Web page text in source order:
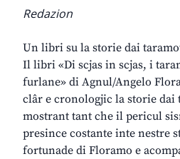
Redazion
Un libri su la storie dai
Il libri «Di scjas in scjas, i
furlane» di Agnul/Angelo
clâr e cronologjic la storie dai
mostrant tant che il pericul
presince costante inte nestre
fortunade di Floramo e